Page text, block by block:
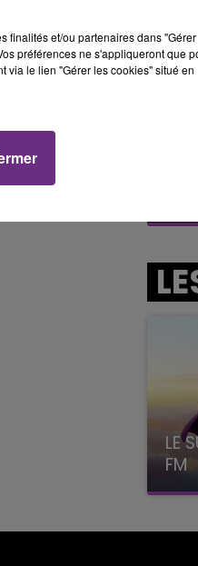
LE
FM
finalités et/ou partenaires dans "Gérer
préférences ne s'appliqueront que
via le lien "Gérer les cookies" situé en